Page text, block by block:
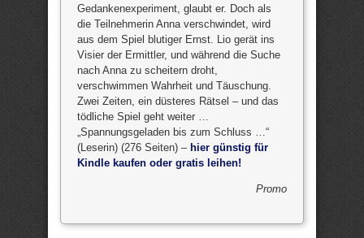
Gedankenexperiment, glaubt er. Doch als
die Teilnehmerin Anna verschwindet, wird
aus dem Spiel blutiger Ernst. Lio gerät ins
Visier der Ermittler, und während die Suche
nach Anna zu scheitern droht,
verschwimmen Wahrheit und Täuschung.
Zwei Zeiten, ein düsteres Rätsel – und das
tödliche Spiel geht weiter …
„Spannungsgeladen bis zum Schluss …“
(Leserin) (276 Seiten) – hier günstig für
Kindle kaufen oder gratis leihen!
Promo